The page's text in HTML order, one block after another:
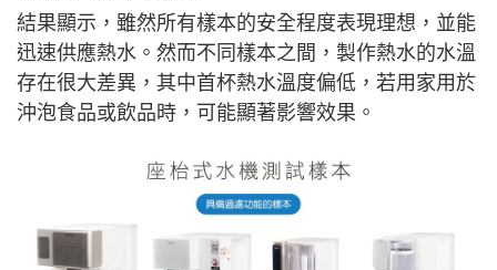
結果顯示，雖然所有樣本的安全程度表現理想，並能
迅速供應熱水。然而不同樣本之間，製作熱水的水溫
存在很大差異，其中首杯熱水溫度偏低，若用家用於
沖泡食品或飲品時，可能顯著影響效果。